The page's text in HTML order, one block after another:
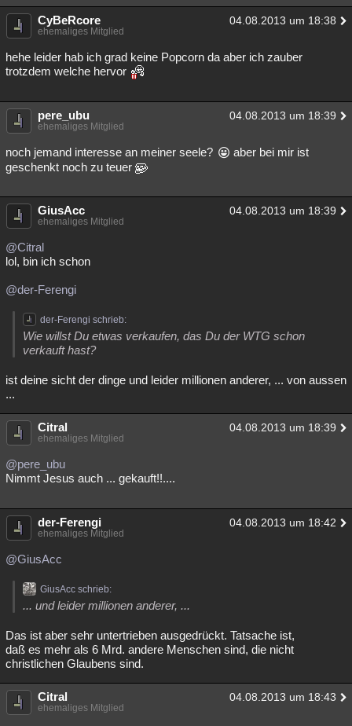
CyBeRcore 04.08.2013 um 18:38
ehemaliges Mitglied
hehe leider hab ich grad keine Popcorn da aber ich zauber
trotzdem welche hervor
pere_ubu 04.08.2013 um 18:39
ehemaliges Mitglied
noch jemand interesse an meiner seele?
aber bei mir ist
geschenkt noch zu teuer
GiusAcc 04.08.2013 um 18:39
ehemaliges Mitglied
@Citral
lol, bin ich schon
@der-Ferengi
der-Ferengi schrieb:
Wie willst Du etwas verkaufen, das Du der WTG schon
verkauft hast?
ist deine sicht der dinge und leider millionen anderer, ... von aussen
...
Citral 04.08.2013 um 18:39
ehemaliges Mitglied
@pere_ubu
Nimmt Jesus auch ... gekauft!!....
der-Ferengi 04.08.2013 um 18:42
ehemaliges Mitglied
@GiusAcc
GiusAcc schrieb:
... und leider millionen anderer, ...
Das ist aber sehr untertrieben ausgedrückt. Tatsache ist,
daß es mehr als 6 Mrd. andere Menschen sind, die nicht
christlichen Glaubens sind.
Citral 04.08.2013 um 18:43
ehemaliges Mitglied